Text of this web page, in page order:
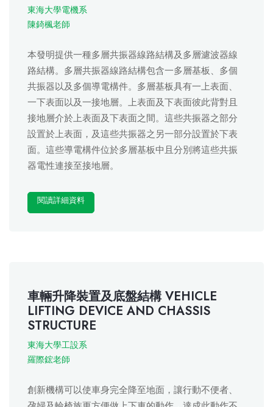
東海大學電機系
陳錡楓老師
本發明提供一種多層共振器線路結構及多層濾波器線
路結構。多層共振器線路結構包含一多層基板、多個
共振器以及多個導電構件。多層基板具有一上表面、
一下表面以及一接地層。上表面及下表面彼此背對且
接地層介於上表面及下表面之間。這些共振器之部分
設置於上表面，及這些共振器之另一部分設置於下表
面。這些導電構件位於多層基板中且分別將這些共振
器電性連接至接地層。
閱讀詳細資料
車輛升降裝置及底盤結構 VEHICLE
LIFTING DEVICE AND CHASSIS
STRUCTURE
東海大學工設系
羅際鋐老師
創新機構可以使車身完全降至地面，讓行動不便者、